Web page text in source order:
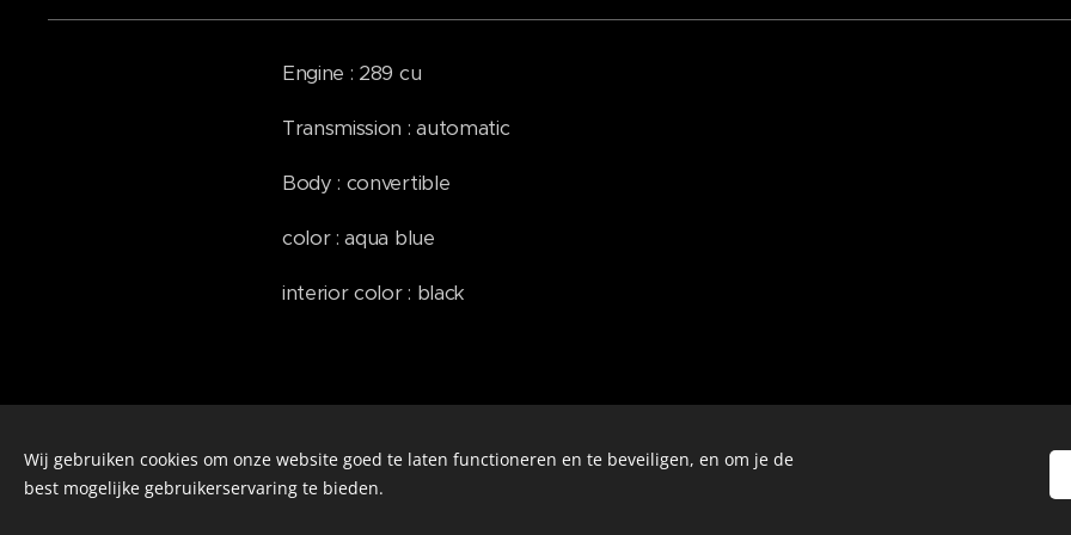
Engine : 289 cu
Transmission : automatic
Body : convertible
color : aqua blue
interior color : black
© Henri's classics
Cookies
Wij gebruiken cookies om onze website goed te laten functioneren en te beveiligen, en om je de
best mogelijke gebruikerservaring te bieden.